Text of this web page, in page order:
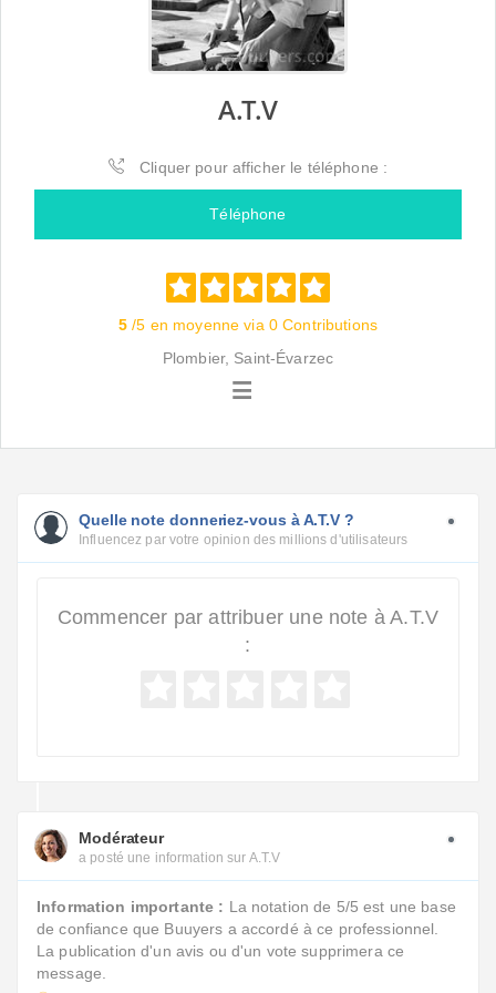
A.T.V
Cliquer pour afficher le téléphone :
Téléphone
5 /5 en moyenne via 0 Contributions
Plombier, Saint-Évarzec
Quelle note donneriez-vous à A.T.V ?
Influencez par votre opinion des millions d'utilisateurs
Commencer par attribuer une note à A.T.V
:
Modérateur
a posté une information sur A.T.V
Information importante : La notation de 5/5 est une base
de confiance que Buuyers a accordé à ce professionnel.
La publication d'un avis ou d'un vote supprimera ce
message.